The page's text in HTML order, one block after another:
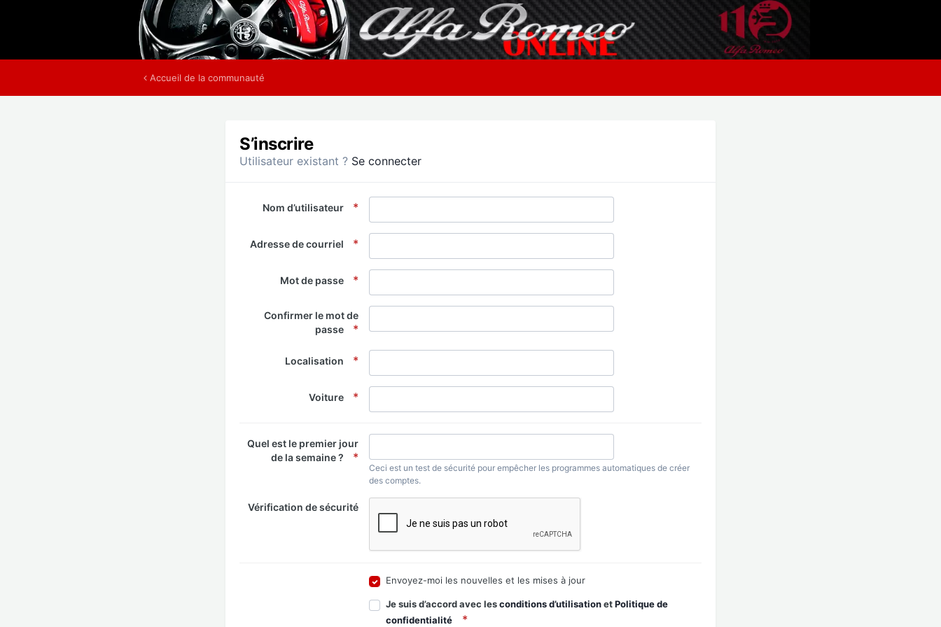
Accueil de la communauté
S’inscrire
Utilisateur existant ? Se connecter
Nom d’utilisateur
Adresse de courriel
Mot de passe
Confirmer le mot de
passe
Localisation
Voiture
Quel est le premier jour
de la semaine ?
Ceci est un test de sécurité pour empêcher les programmes automatiques de créer
des comptes.
Vérification de sécurité
Envoyez-moi les nouvelles et les mises à jour
Je suis d’accord avec lesconditions d’utilisationetPolitique de
confidentialité